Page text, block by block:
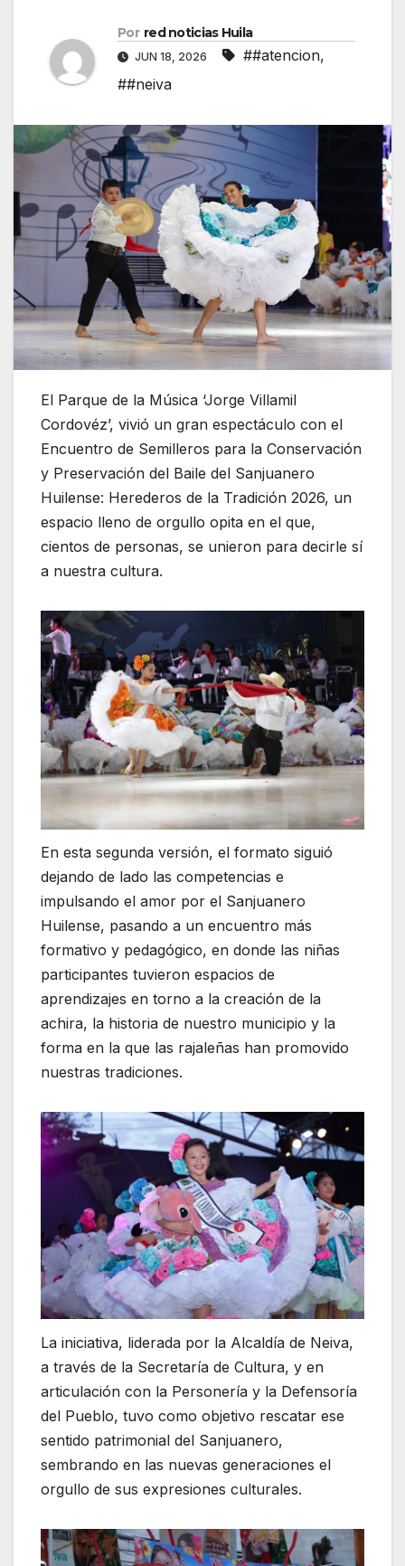
Por red noticias Huila
JUN 18, 2026 ##atencion,
##neiva
El Parque de la Música ‘Jorge Villamil
Cordovéz’, vivió un gran espectáculo con el
Encuentro de Semilleros para la Conservación
y Preservación del Baile del Sanjuanero
Huilense: Herederos de la Tradición 2026, un
espacio lleno de orgullo opita en el que,
cientos de personas, se unieron para decirle sí
a nuestra cultura.
En esta segunda versión, el formato siguió
dejando de lado las competencias e
impulsando el amor por el Sanjuanero
Huilense, pasando a un encuentro más
formativo y pedagógico, en donde las niñas
participantes tuvieron espacios de
aprendizajes en torno a la creación de la
achira, la historia de nuestro municipio y la
forma en la que las rajaleñas han promovido
nuestras tradiciones.
La iniciativa, liderada por la Alcaldía de Neiva,
a través de la Secretaría de Cultura, y en
articulación con la Personería y la Defensoría
del Pueblo, tuvo como objetivo rescatar ese
sentido patrimonial del Sanjuanero,
sembrando en las nuevas generaciones el
orgullo de sus expresiones culturales.